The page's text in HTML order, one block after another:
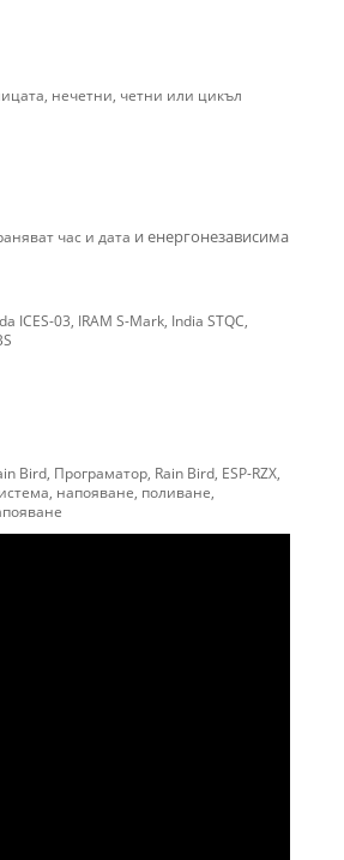
нечетни, четни или цикъл
час и дата и енергонезависима
ICES-03, IRAM S-Mark, India STQC,
Bird, Програматор, Rain Bird, ESP-RZX,
напояване, поливане,